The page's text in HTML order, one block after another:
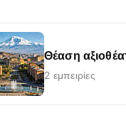
Θέαση
2 εμπειρίες